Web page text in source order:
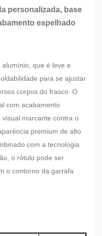
personalizada, base
espelhado
que é leve e
para se ajustar
corpos do frasco. O
com acabamento
marcante contra o
premium de alto
com a tecnologia
o rótulo pode ser
o contorno da garrafa